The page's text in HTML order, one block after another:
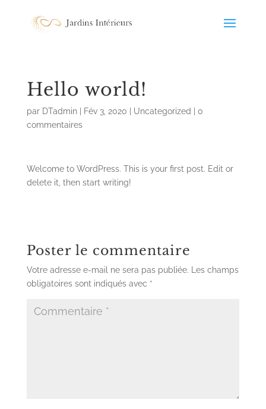
Hello world!
par DTadmin| Fév 3, 2020 Uncategorized
0
commentaires
Welcome to WordPress. This is your first post. Edit or
delete it, then start writing!
Poster le commentaire
Votre adresse e-mail ne sera pas publiée.
Les champs
obligatoires sont indiqués avec *